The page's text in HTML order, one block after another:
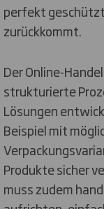
perfekt
zurückkommt.
Der Online-
strukturierte
Lösungen
Beispiel mit
Produkte sicher
muss zudem